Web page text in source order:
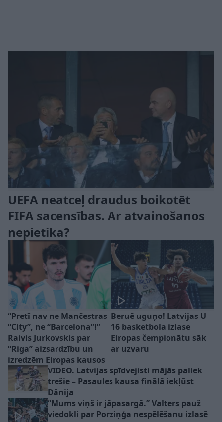
UEFA neatceļ draudus boikotēt
FIFA sacensības. Ar atvainošanos
nepietika?
“Pretī nav ne Mančestras
“City”, ne “Barcelona”!”
Raivis Jurkovskis par
“Riga” aizsardzību un
izredzēm Eiropas kausos
Beruē uguņo! Latvijas U-
16 basketbola izlase
Eiropas čempionātu sāk
ar uzvaru
VIDEO. Latvijas spīdvejisti mājās paliek
trešie – Pasaules kausa finālā iekļūst
Dānija
“Mums viņš ir jāpasargā.” Valters pauž
viedokli par Porziņģa nespēlēšanu izlasē